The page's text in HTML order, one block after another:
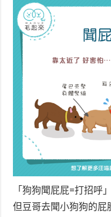
「狗狗聞屁屁=打招
但豆哥去聞小狗狗的屁